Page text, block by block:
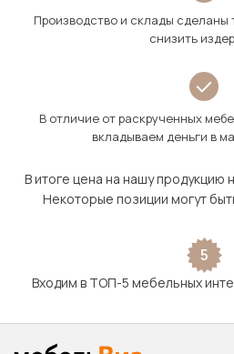
Производство и склады сделаны
снизить
В отличие от раскрученных
вкладываем деньги в
В итоге цена на нашу продукцию
Некоторые позиции могут
5
Входим в ТОП-5 мебельных